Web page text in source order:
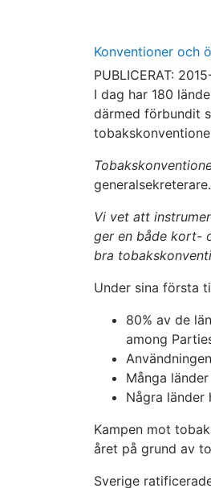
Konventioner och
PUBLICERAT:
I dag har 180
därmed förbundit
generalsekreterare.
Vi vet att
ger en både kort-
bra
Under sina första
80% av de
among
Många
Några länder
Kampen mot
året på grund av
Sverige